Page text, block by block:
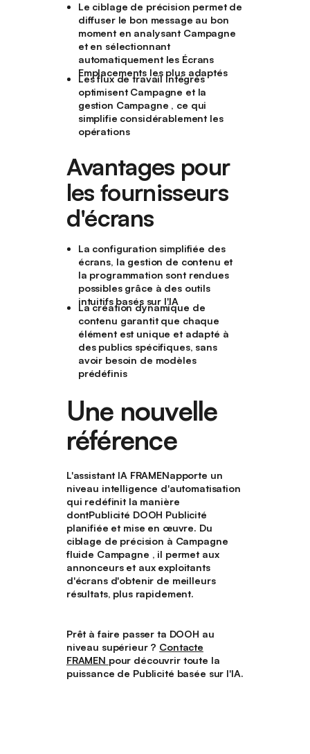
Le ciblage de précision permet de
diffuser le bon message au bon
moment en analysant Campagne
et en sélectionnant
automatiquement les Écrans
Emplacements les plus adaptés
Les flux de travail intégrés
optimisent Campagne et la
gestion Campagne , ce qui
simplifie considérablement les
opérations
Avantages pour
les fournisseurs
d'écrans
La configuration simplifiée des
écrans, la gestion de contenu et
la programmation sont rendues
possibles grâce à des outils
intuitifs basés sur l'IA
La création dynamique de
contenu garantit que chaque
élément est unique et adapté à
des publics spécifiques, sans
avoir besoin de modèles
prédéfinis
Une nouvelle
référence
L'assistant IA FRAMENapporte un
niveau intelligence d'automatisation
qui redéfinit la manière
dontPublicité DOOH Publicité
planifiée et mise en œuvre. Du
ciblage de précision à Campagne
fluide Campagne , il permet aux
annonceurs et aux exploitants
d'écrans d'obtenir de meilleurs
résultats, plus rapidement.
Prêt à faire passer ta DOOH au
niveau supérieur ? Contacte
FRAMEN pour découvrir toute la
puissance de Publicité basée sur l'IA.